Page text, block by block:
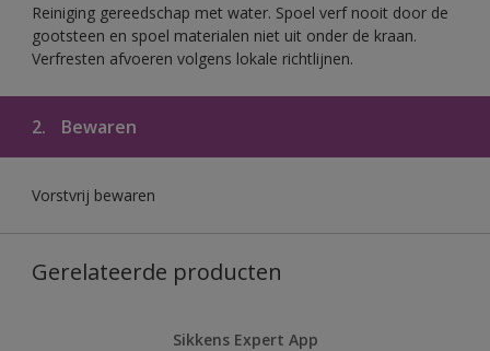
Reiniging gereedschap met water. Spoel verf nooit door de
gootsteen en spoel materialen niet uit onder de kraan.
Verfresten afvoeren volgens lokale richtlijnen.
2. Bewaren
Vorstvrij bewaren
Gerelateerde producten
Sikkens Expert App